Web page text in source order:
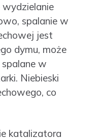
wydzielanie
spalanie w
jest
dymu, może
w
Niebieski
co
katalizatora